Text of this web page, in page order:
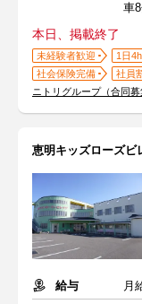
車
本日、掲載終了
未経験者歓迎 1日
社会保険完備
社員
ニトリグループ（合同
恵明キッズローズビ
給与
月